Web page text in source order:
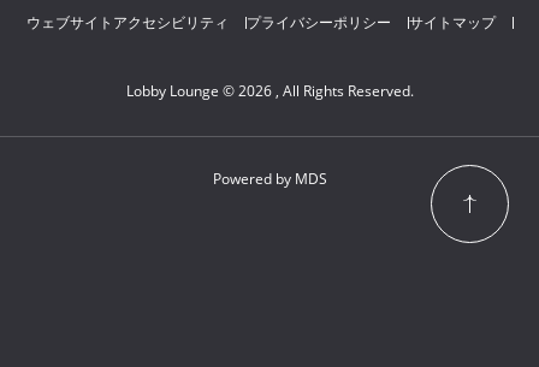
ウェブサイトアクセシビリティ プライバシーポリシー サイトマップ
Lobby Lounge © 2026 , All Rights Reserved.
Powered by MDS